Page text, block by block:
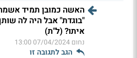
האשה כמובן תמיד
"בוגדת" אבל היה לה
איתו? (ל"ת)
נחום07/04/2024 13:00
הגב לתגובה זו